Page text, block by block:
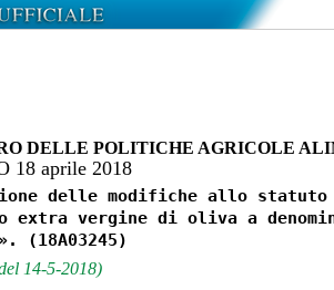
DELLE POLITICHE AGRICOLE
18 aprile 2018
delle modifiche allo
vergine di oliva a
14-5-2018)